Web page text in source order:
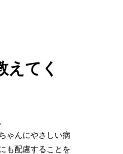
えてく
ゃんにやさしい病
も配慮することを